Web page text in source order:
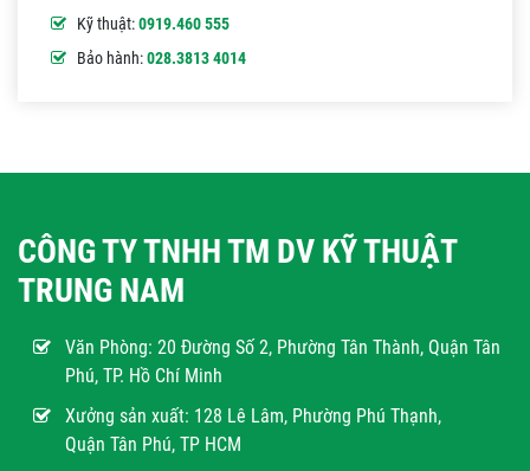
Kỹ thuật:0919.460 555
Bảo hành:028.3813 4014
CÔNG TY TNHH TM DV KỸ THUẬT
TRUNG NAM
Văn Phòng: 20 Đường Số 2, Phường Tân Thành, Quận Tân
Phú, TP. Hồ Chí Minh
Xưởng sản xuất: 128 Lê Lâm, Phường Phú Thạnh,
Quận Tân Phú, TP HCM